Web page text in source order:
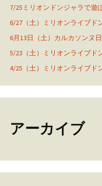
7/25ミリオンドンジャラで遊
6/27（土）ミリオンライブド
6月13日（土）カルカソンヌ
5/23（土）ミリオンライブド
4/25（土）ミリオンライブド
アーカイブ